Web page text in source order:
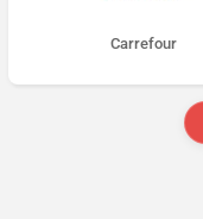
Carrefour